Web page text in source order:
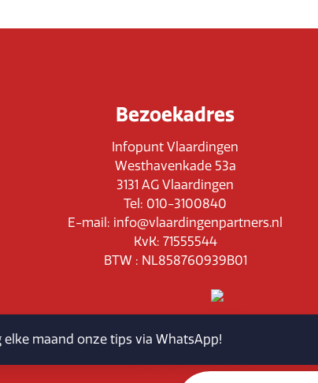
Bezoekadres
Infopunt Vlaardingen
Westhavenkade 53a
3131 AG Vlaardingen
Tel: 010-3100840
E-mail: info@vlaardingenpartners.nl
KvK: 71555544
BTW : NL858760939B01
Routeplanner
maand onze tips via WhatsApp!